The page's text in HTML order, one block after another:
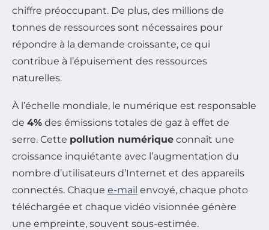
chiffre préoccupant. De plus, des millions de
tonnes de ressources sont nécessaires pour
répondre à la demande croissante, ce qui
contribue à l’épuisement des ressources
naturelles.
À l’échelle mondiale, le numérique est responsable
de 4% des émissions totales de gaz à effet de
serre. Cette pollution numérique connaît une
croissance inquiétante avec l’augmentation du
nombre d’utilisateurs d’Internet et des appareils
connectés. Chaque e-mail envoyé, chaque photo
téléchargée et chaque vidéo visionnée génère
une empreinte, souvent sous-estimée.